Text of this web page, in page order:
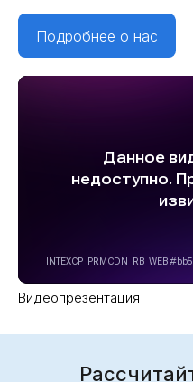
Подробнее о нас
Видеопрезентация